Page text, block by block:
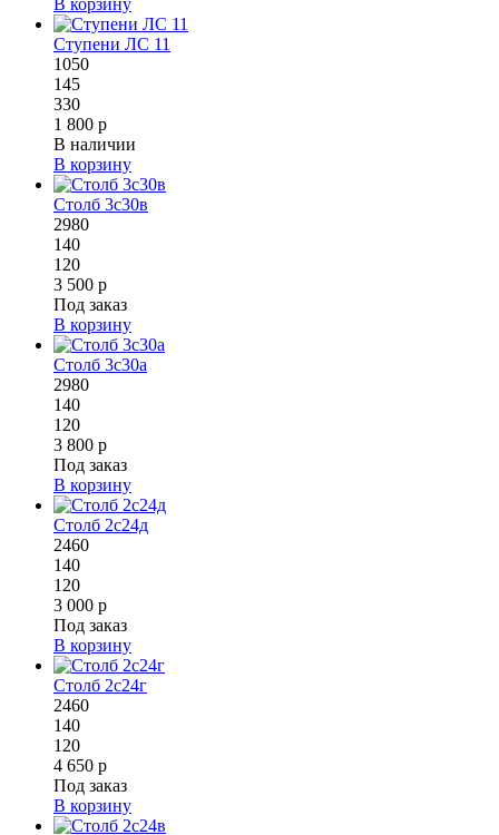
В корзину
Ступени ЛС 11
1050
145
330
1 800 р
В наличии
В корзину
Столб 3с30в
2980
140
120
3 500 р
Под заказ
В корзину
Столб 3с30а
2980
140
120
3 800 р
Под заказ
В корзину
Столб 2с24д
2460
140
120
3 000 р
Под заказ
В корзину
Столб 2с24г
2460
140
120
4 650 р
Под заказ
В корзину